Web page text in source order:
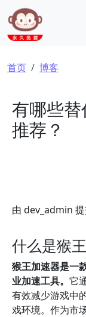
跳转到主要内容
面包屑
首页 博客
有哪些
推荐？
由 dev_admin
什么是猴
猴王加速器是一
业加速工具。 它
有效减少游戏中
戏环境。作为市